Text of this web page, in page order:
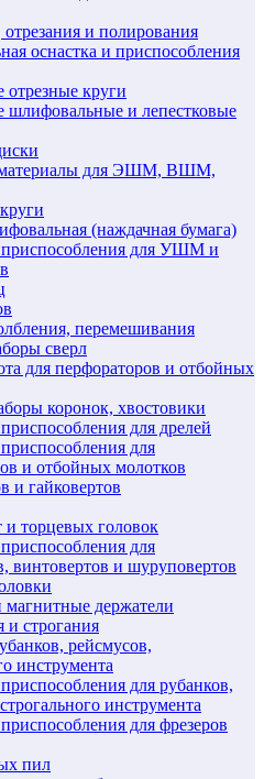
и полирования
оснастка и приспособления
отрезные круги
шлифовальные и лепестковые
материалы для ЭШМ, ВШМ,
(наждачная бумага)
приспособления для УШМ и
перемешивания
сверл
для перфораторов и отбойных
коронок, хвостовики
для дрелей
для
и отбойных молотков
и гайковертов
торцевых головок
для
винтовертов и шуруповертов
держатели
и строгания
рейсмусов,
инструмента
для рубанков,
инструмента
для фрезеров
пил